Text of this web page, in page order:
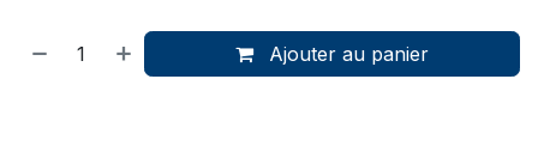
Ajouter au panier